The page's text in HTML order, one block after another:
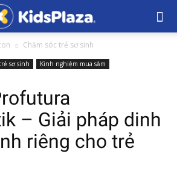
Chăm sóc trẻ sơ sinh
sơ sinh
Kinh nghiệm mua sắm
– Giải pháp dinh
riêng cho trẻ